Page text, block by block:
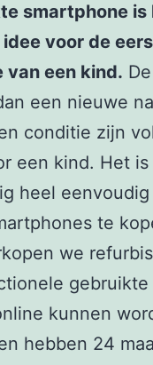
smartphone is
voor de
van een kind.
een nieuwe
conditie zijn
een kind. Het is
heel
te
we
gebruikte
kunnen
hebben 24